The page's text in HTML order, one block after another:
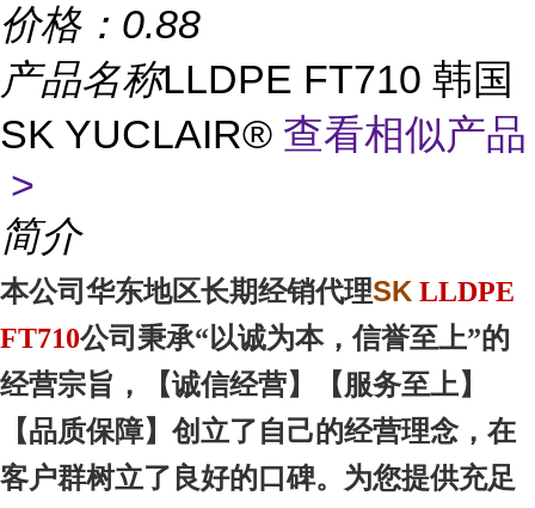
价格： 0.88
产品名称LLDPE FT710 韩国
SK YUCLAIR® 查看相似产品
>
简介
本公司华东地区长期经销代理SK LLDPE
FT710公司秉承“以诚为本，信誉至上”的
经营宗旨，【诚信经营】【服务至上】
【品质保障】创立了自己的经营理念，在
客户群树立了良好的口碑。为您提供充足